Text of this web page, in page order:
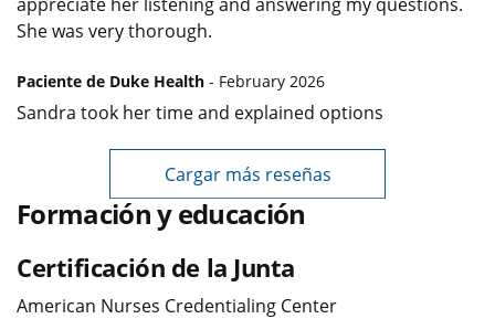
She was very thorough.
Paciente de Duke Health - February 2026
Sandra took her time and explained options
Cargar más reseñas
Formación y educación
Certificación de la Junta
American Nurses Credentialing Center